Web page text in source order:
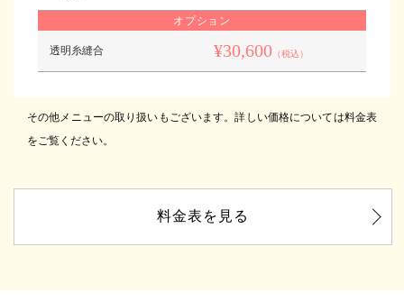
オプション
透明糸縫合 ¥30,600 （税込）
その他メニューの取り扱いもございます。詳しい価格については料金表
をご覧ください。
料金表を見る